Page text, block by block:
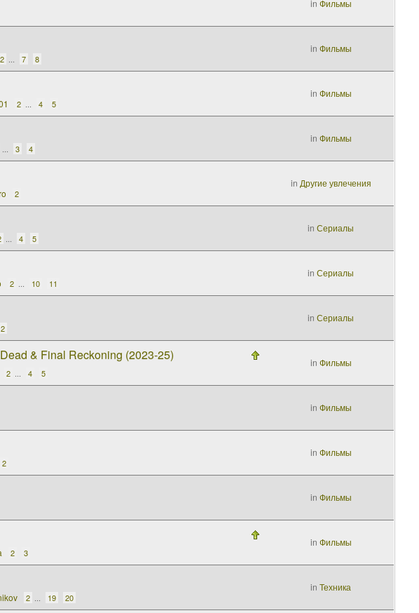
in Фильмы
2 7 8
in Фильмы
2 4 5
in Фильмы
3 4
in Фильмы
2
in Другие увлечения
4 5
inСериалы
2 10 11
inСериалы
2
inСериалы
& Final Reckoning (2023-25)
2 4 5
in Фильмы
in Фильмы
2
in Фильмы
in Фильмы
2 3
in Фильмы
2 19 20
inТехника